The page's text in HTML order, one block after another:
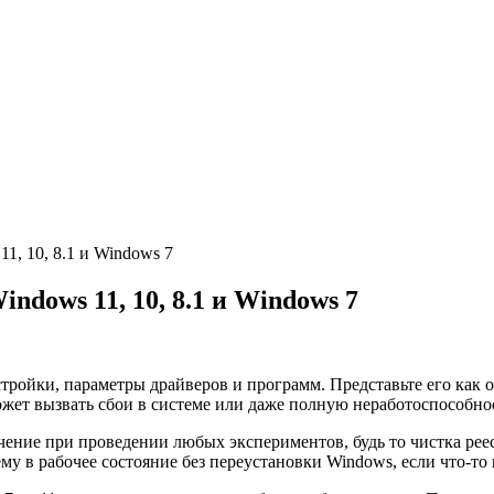
10, 8.1 и Windows 7
11, 10, 8.1 и Windows 7
параметры драйверов и программ. Представьте его как
вызвать сбои в системе или даже полную
при проведении любых экспериментов, будь то чистка
рабочее состояние без переустановки Windows, если что-то